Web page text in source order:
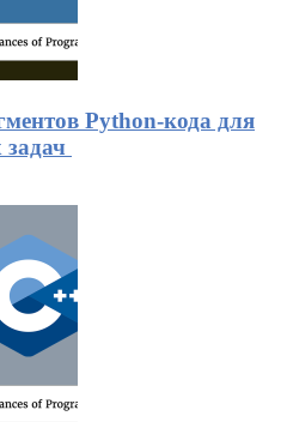
Python-кода для